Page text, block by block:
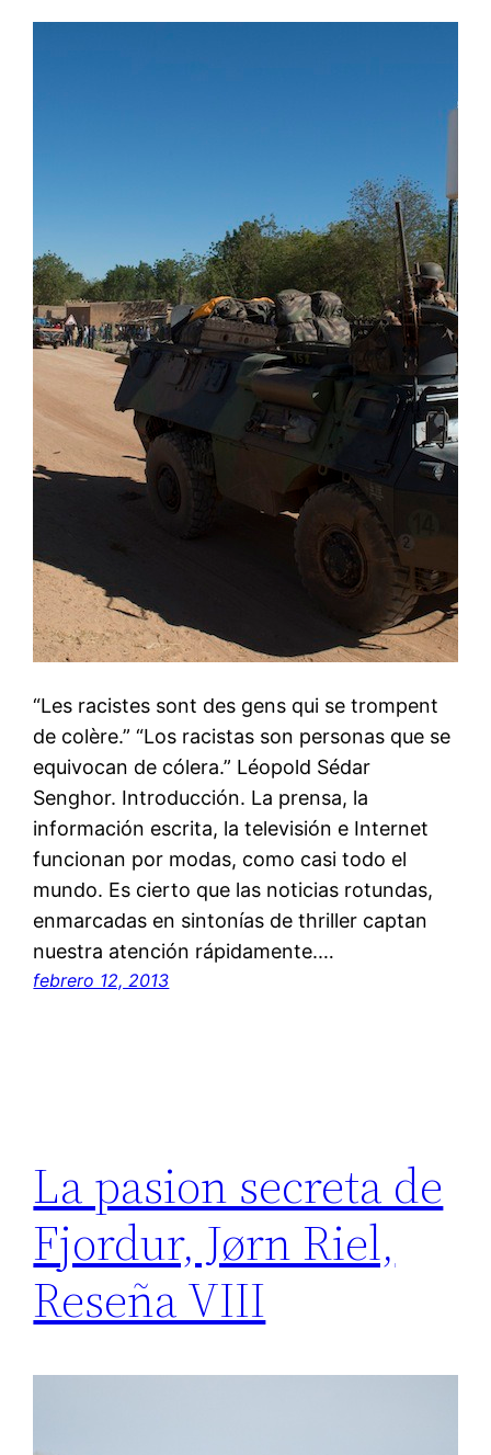
“Les racistes sont des gens qui se trompent
de colère.” “Los racistas son personas que se
equivocan de cólera.” Léopold Sédar
Senghor. Introducción. La prensa, la
información escrita, la televisión e Internet
funcionan por modas, como casi todo el
mundo. Es cierto que las noticias rotundas,
enmarcadas en sintonías de thriller captan
nuestra atención rápidamente.…
febrero 12, 2013
La pasion secreta de
Fjordur, Jørn Riel,
Reseña VIII